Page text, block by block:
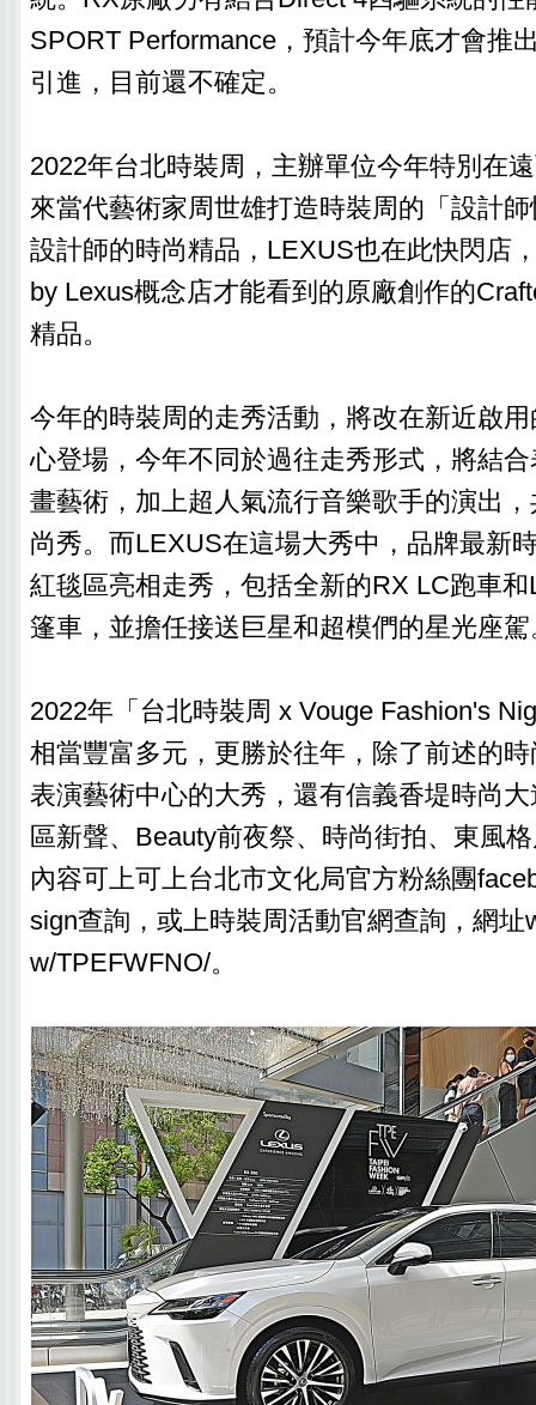
SPORT Performance，預計今年底才會推
引進，目前還不確定。
2022年台北時裝周，主辦單位今年特別在
來當代藝術家周世雄打造時裝周的「設計
設計師的時尚精品，LEXUS也在此快閃店
by Lexus概念店才能看到的原廠創作的
精品。
今年的時裝周的走秀活動，將改在新近啟
心登場，今年不同於過往走秀形式，將結
畫藝術，加上超人氣流行音樂歌手的演出
尚秀。而LEXUS在這場大秀中，品牌最新
紅毯區亮相走秀，包括全新的RX LC跑車
篷車，並擔任接送巨星和超模們的星光座駕
2022年「台北時裝周 x Vouge Fashion's
相當豐富多元，更勝於往年，除了前述的
表演藝術中心的大秀，還有信義香堤時尚
區新聲、Beauty前夜祭、時尚街拍、東風
內容可上可上台北市文化局官方粉絲團
sign查詢，或上時裝周活動官網查詢，網址
w/TPEFWFNO/。